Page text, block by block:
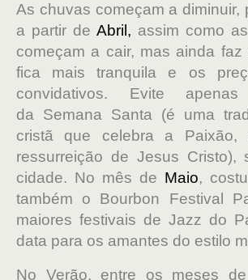
As chuvas começam a diminuir,
a partir de Abril, assim como
começam a cair, mas ainda
fica mais tranquila e os
convidativos. Evite
da Semana Santa (é uma
cristã que celebra a
ressurreição de Jesus Cristo),
cidade. No mês de Maio,
também o Bourbon Festival
maiores festivais de Jazz do
data para os amantes do estilo
No Verão, entre os meses de